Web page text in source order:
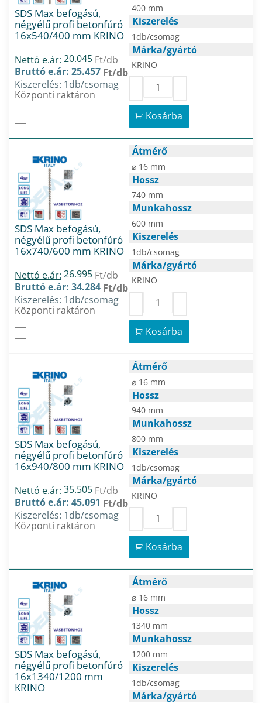
SDS Max befogású,
négyélű profi betonfúró
16x540/400 mm KRINO
Nettó e.ár: 20.045 Ft/db
Bruttó e.ár: 25.457 Ft/db
Kiszerelés: 1db/csomag
Központi raktáron
400 mm
Kiszerelés
1db/csomag
Márka/gyártó
KRINO
Kosárba
SDS Max befogású,
négyélű profi betonfúró
16x740/600 mm KRINO
Nettó e.ár: 26.995 Ft/db
Bruttó e.ár: 34.284 Ft/db
Kiszerelés: 1db/csomag
Központi raktáron
Átmérő
⌀ 16 mm
Hossz
740 mm
Munkahossz
600 mm
Kiszerelés
1db/csomag
Márka/gyártó
KRINO
Kosárba
SDS Max befogású,
négyélű profi betonfúró
16x940/800 mm KRINO
Nettó e.ár: 35.505 Ft/db
Bruttó e.ár: 45.091 Ft/db
Kiszerelés: 1db/csomag
Központi raktáron
Átmérő
⌀ 16 mm
Hossz
940 mm
Munkahossz
800 mm
Kiszerelés
1db/csomag
Márka/gyártó
KRINO
Kosárba
SDS Max befogású,
négyélű profi betonfúró
16x1340/1200 mm
KRINO
Átmérő
⌀ 16 mm
Hossz
1340 mm
Munkahossz
1200 mm
Kiszerelés
1db/csomag
Márka/gyártó